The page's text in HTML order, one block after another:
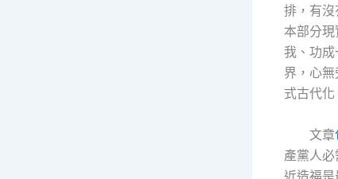
排，有
本部分
我、功
界，心無
式古代化
文章
產黨人
近造福